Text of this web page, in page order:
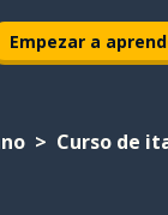
Empezar a
Curso de